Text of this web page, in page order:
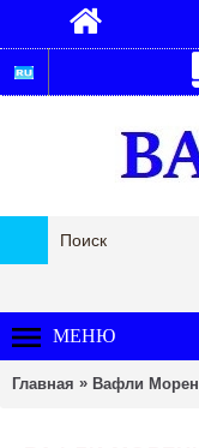
МЕНЮ
Главная » Вафли